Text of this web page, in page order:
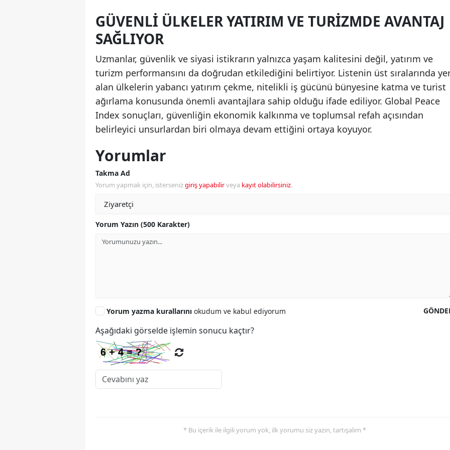
GÜVENLI ÜLKELER YATIRIM VE TURIZMDE AVANTAJ
SAĞLIYOR
Uzmanlar, güvenlik ve siyasi istikrarın yalnızca yaşam kalitesini değil, yatırım ve
turizm performansını da doğrudan etkilediğini belirtiyor. Listenin üst sıralarında
alan ülkelerin yabancı yatırım çekme, nitelikli iş gücünü bünyesine katma ve turist
ağırlama konusunda önemli avantajlara sahip olduğu ifade ediliyor. Global Peace
Index sonuçları, güvenliğin ekonomik kalkınma ve toplumsal refah açısından
belirleyici unsurlardan biri olmaya devam ettiğini ortaya koyuyor.
Yorumlar
Takma Ad
Yorum yapmak için, istersenizgiriş yapabilirveya kayıt olabilirsiniz.
Yorum Yazın (500 Karakter)
Yorum yazma kurallarını okudum ve kabul ediyorum
Aşağıdaki görselde işlemin sonucu kaçtır?
* Bu içerik ile ilgili yorum yok, ilk yorumu siz yazın, tartışalım *